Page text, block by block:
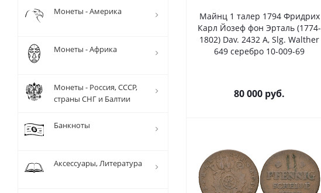
Майнц 1 талер 1794 Фридрих
Карл Йозеф фон Эрталь (1774-
1802) Dav. 2432 A, Slg. Walther
649 серебро 10-009-69
80 000 руб.
Монеты - Америка
Монеты - Африка
Монеты - Россия, СССР,
страны СНГ и Балтии
Банкноты
Аксессуары, Литература